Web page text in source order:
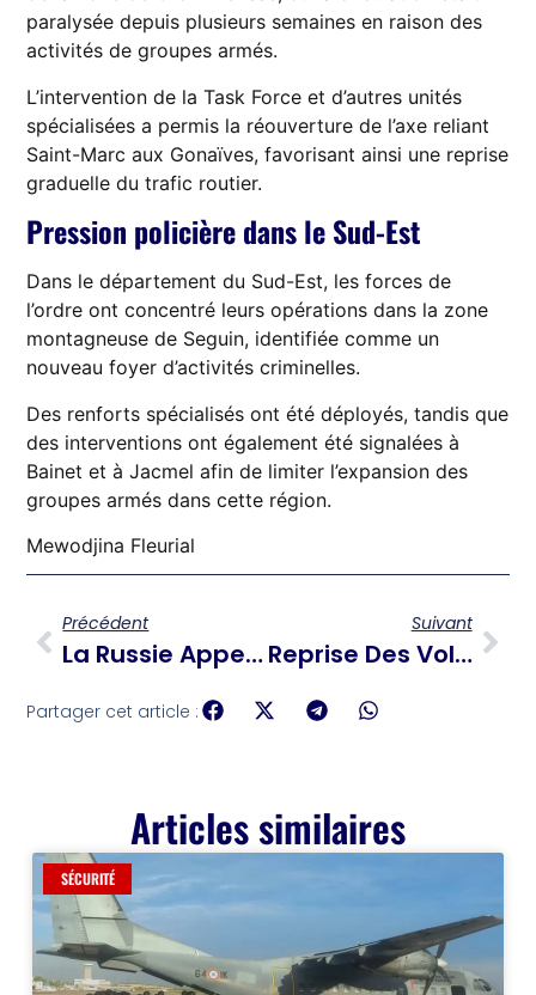
paralysée depuis plusieurs semaines en raison des
activités de groupes armés.
L’intervention de la Task Force et d’autres unités
spécialisées a permis la réouverture de l’axe reliant
Saint-Marc aux Gonaïves, favorisant ainsi une reprise
graduelle du trafic routier.
Pression policière dans le Sud-Est
Dans le département du Sud-Est, les forces de
l’ordre ont concentré leurs opérations dans la zone
montagneuse de Seguin, identifiée comme un
nouveau foyer d’activités criminelles.
Des renforts spécialisés ont été déployés, tandis que
des interventions ont également été signalées à
Bainet et à Jacmel afin de limiter l’expansion des
groupes armés dans cette région.
Mewodjina Fleurial
Précédent
La Russie Appelle Les Ressortissants Étrangers Et Les Diplomates À Évacuer La Capitale Ukrainienne
Suivant
Reprise Des Vols Commerciaux Entre Haïti Et La République Dominicaine
Partager cet article :
Articles similaires
SÉCURITÉ